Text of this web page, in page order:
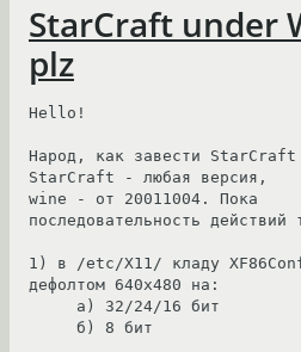
StarCraft under
plz
Hello!
Народ, как завести StarCraft
StarCraft - любая версия,
wine - от 20011004. Пока
последовательность действий
1) в /etc/X11/ кладу
дефолтом 640x480 на: